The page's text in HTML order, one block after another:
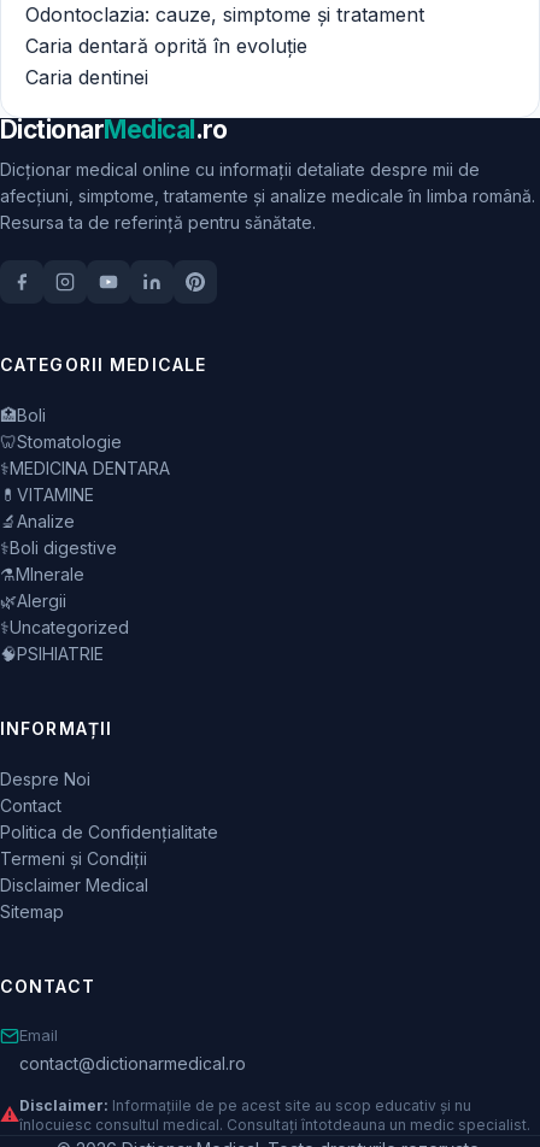
Odontoclazia: cauze, simptome și tratament
Caria dentară oprită în evoluție
Caria dentinei
DictionarMedical.ro
Dicționar medical online cu informații detaliate despre mii de
afecțiuni, simptome, tratamente și analize medicale în limba română.
Resursa ta de referință pentru sănătate.
CATEGORII MEDICALE
🏥Boli
🦷Stomatologie
⚕️MEDICINA DENTARA
💊 VITAMINE
🔬Analize
⚕️Boli digestive
⚗️MInerale
🌿Alergii
⚕️Uncategorized
🧠PSIHIATRIE
INFORMAȚII
Despre Noi
Contact
Politica de Confidențialitate
Termeni și Condiții
Disclaimer Medical
Sitemap
CONTACT
Email
contact@dictionarmedical.ro
⚠️Disclaimer: Informațiile de pe acest site au scop educativ și nu
înlocuiesc consultul medical. Consultați întotdeauna un medic specialist.